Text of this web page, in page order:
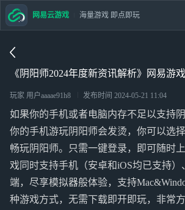
《阴阳师2024年度新资讯解析》网易游
玩家 用户aaaae91h8 发布时间 2024-05-21 11:04
如果你的手机或者电脑内存不足以支持
你的手机游玩阴阳师会发烫，你可以选
畅玩阴阳师。只需一键登录，即可随时
戏同时支持手机（安卓和iOS均已支持）
端，尽享模拟器般体验，支持
种游戏方式，无需下载即开即玩，非常
网易云游戏 海量游戏 即点即玩